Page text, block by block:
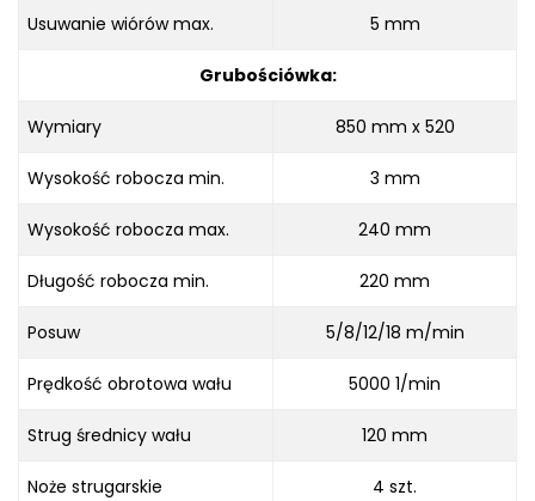
Usuwanie wiórów max. 5 mm
Grubościówka:
Wymiary 850 mm x 520
Wysokość robocza min. 3 mm
Wysokość robocza max. 240 mm
Długość robocza min. 220 mm
Posuw 5/8/12/18 m/min
Prędkość obrotowa wału 5000 1/min
Strug średnicy wału 120 mm
Noże strugarskie 4 szt.